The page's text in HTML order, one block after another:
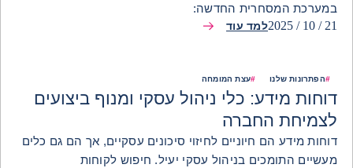
במערכת המסחרית החדשה:
21 / 10 / 2025
למד עוד
#הפתרונות שלנו #עצת המומחה
דוחות מידע: כלי ניהול עסקי ומנוף ביצועים
לצמיחת החברה
דוחות מידע הם חיוניים לחיזוי סיכונים עסקיים, אך הם גם כלים
מעשיים התומכים בניהול עסקי יעיל. חיפוש לקוחות